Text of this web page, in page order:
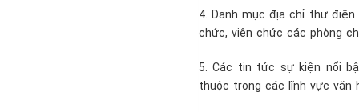
4. Danh mục địa chỉ thư
chức, viên chức các phòng
5. Các tin tức sự kiện nổi
thuộc trong các lĩnh vực văn